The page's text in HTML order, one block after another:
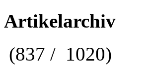
Artikelarchiv
(837 / 1020)